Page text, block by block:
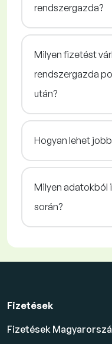
rendszergazda?
Milyen fizetést
rendszergazda
után?
Hogyan lehet
Milyen adatokból
során?
Fizetések
Fizetések